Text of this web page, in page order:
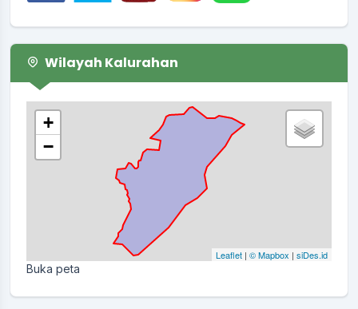
Wilayah Kalurahan
+
−
Leaflet | © Mapbox | siDes.id
Buka peta